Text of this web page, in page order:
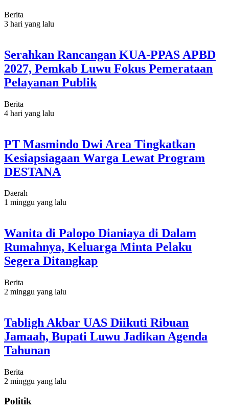
Berita
3 hari yang lalu
Serahkan Rancangan KUA-PPAS APBD
2027, Pemkab Luwu Fokus Pemerataan
Pelayanan Publik
Berita
4 hari yang lalu
PT Masmindo Dwi Area Tingkatkan
Kesiapsiagaan Warga Lewat Program
DESTANA
Daerah
1 minggu yang lalu
Wanita di Palopo Dianiaya di Dalam
Rumahnya, Keluarga Minta Pelaku
Segera Ditangkap
Berita
2 minggu yang lalu
Tabligh Akbar UAS Diikuti Ribuan
Jamaah, Bupati Luwu Jadikan Agenda
Tahunan
Berita
2 minggu yang lalu
Politik